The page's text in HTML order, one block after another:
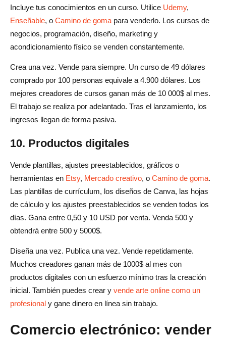
Incluye tus conocimientos en un curso. Utilice Udemy,
Enseñable, o Camino de goma para venderlo. Los cursos de
negocios, programación, diseño, marketing y
acondicionamiento físico se venden constantemente.
Crea una vez. Vende para siempre. Un curso de 49 dólares
comprado por 100 personas equivale a 4.900 dólares. Los
mejores creadores de cursos ganan más de 10 000$ al mes.
El trabajo se realiza por adelantado. Tras el lanzamiento, los
ingresos llegan de forma pasiva.
10. Productos digitales
Vende plantillas, ajustes preestablecidos, gráficos o
herramientas en Etsy, Mercado creativo, o Camino de goma.
Las plantillas de currículum, los diseños de Canva, las hojas
de cálculo y los ajustes preestablecidos se venden todos los
días. Gana entre 0,50 y 10 USD por venta. Venda 500 y
obtendrá entre 500 y 5000$.
Diseña una vez. Publica una vez. Vende repetidamente.
Muchos creadores ganan más de 1000$ al mes con
productos digitales con un esfuerzo mínimo tras la creación
inicial. También puedes crear y vende arte online como un
profesional y gane dinero en línea sin trabajo.
Comercio electrónico: vender